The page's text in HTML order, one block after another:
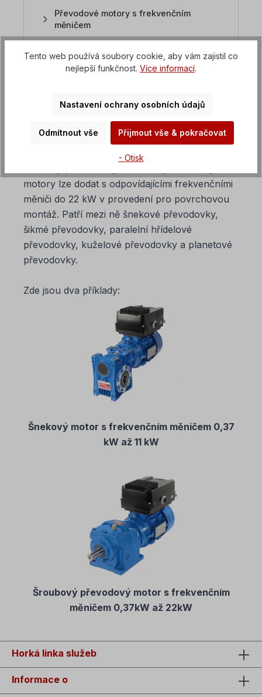
Převodové motory s frekvenčním
měničem
FAQ Frekvenční měniče
1. Na které převodové motory
lze instalovat frekvenční
motory lze dodat s odpovídajícími frekvenčními
měniči do 22 kW v provedení pro povrchovou
montáž. Patří mezi ně šnekové převodovky,
šikmé převodovky, paralelní hřídelové
převodovky, kuželové převodovky a planetové
převodovky.
Zde jsou dva příklady:
Šnekový motor s frekvenčním měničem 0,37
kW až 11 kW
Šroubový převodový motor s frekvenčním
měničem 0,37kW až 22kW
Horká linka služeb
Informace o
Tento web používá soubory cookie, aby vám zajistil co
nejlepší funkčnost. Více informací.
Nastavení ochrany osobních údajů
Odmítnout vše Přijmout vše & pokračovat
- Otisk